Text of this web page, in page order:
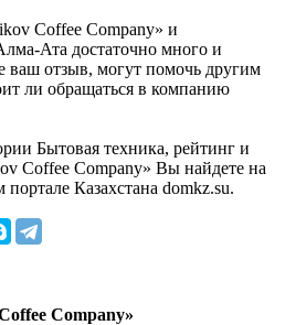
Coffee Company» и
Ата достаточно много и
ваш отзыв, могут помочь другим
ли обращаться в компанию
Бытовая техника, рейтинг и
Coffee Company» Вы найдете на
Казахстана domkz.su.
Company»